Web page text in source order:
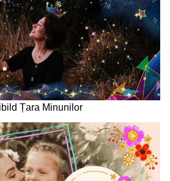
Țara Minunilor